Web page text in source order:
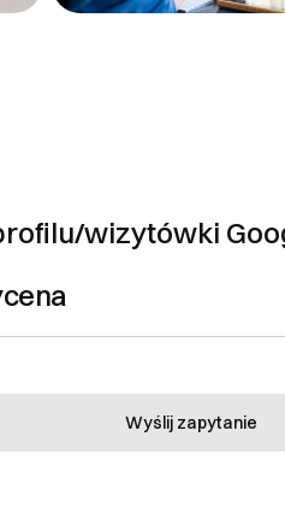
wizytówki
Wyślij zapytanie